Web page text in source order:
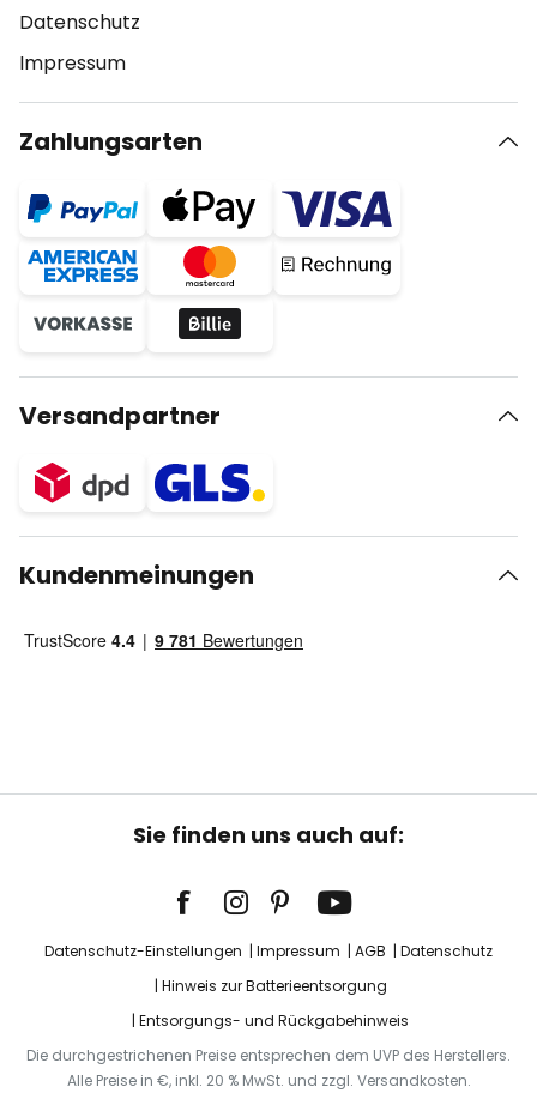
Datenschutz
Impressum
Zahlungsarten
Versandpartner
Kundenmeinungen
Sie finden uns auch auf:
Datenschutz-Einstellungen Impressum AGB
Datenschutz
Hinweis zur Batterieentsorgung
Entsorgungs- und Rückgabehinweis
Die durchgestrichenen Preise entsprechen dem UVP des Herstellers.
Alle Preise in €, inkl. 20 % MwSt. und zzgl. Versandkosten.